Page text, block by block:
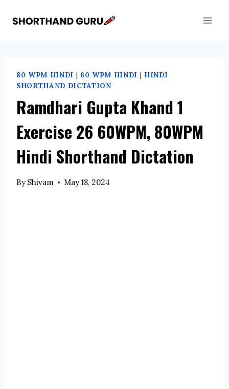
80 WPM HINDI | 60 WPM HINDI | HINDI
SHORTHAND DICTATION
Ramdhari Gupta Khand 1
Exercise 26 60WPM, 80WPM
Hindi Shorthand Dictation
By Shivam May 18, 2024